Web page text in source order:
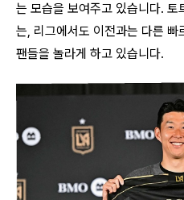
는 모습을 보여주고 있습니다.
는, 리그에서도 이전과는 다른 빠
팬들을 놀라게 하고 있습니다.